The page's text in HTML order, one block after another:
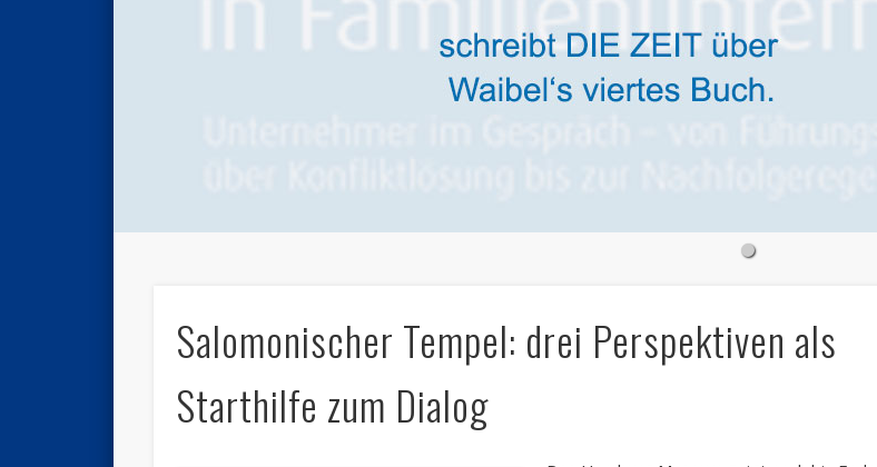
Salomonischer Tempel: drei Perspektiven als
Starthilfe zum Dialog